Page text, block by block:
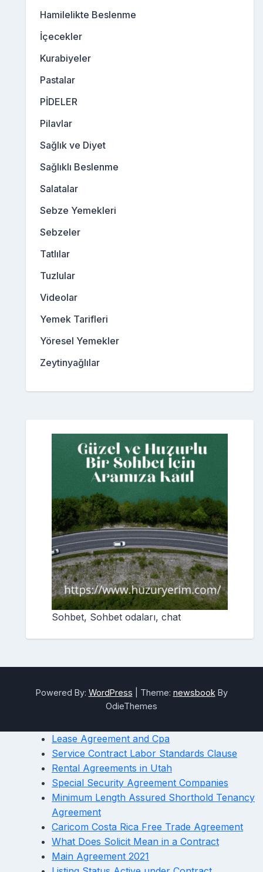
Hamilelikte Beslenme
İçecekler
Kurabiyeler
Pastalar
PİDELER
Pilavlar
Sağlık ve Diyet
Sağlıklı Beslenme
Salatalar
Sebze Yemekleri
Sebzeler
Tatlılar
Tuzlular
Videolar
Yemek Tarifleri
Yöresel Yemekler
Zeytinyağlılar
Sohbet, Sohbet odaları, chat
Powered By: WordPress Theme: newsbook By
OdieThemes
Lease Agreement and Cpa
Service Contract Labor Standards Clause
Rental Agreements in Utah
Special Security Agreement Companies
Minimum Length Assured Shorthold Tenancy
Agreement
Caricom Costa Rica Free Trade Agreement
What Does Solicit Mean in a Contract
Main Agreement 2021